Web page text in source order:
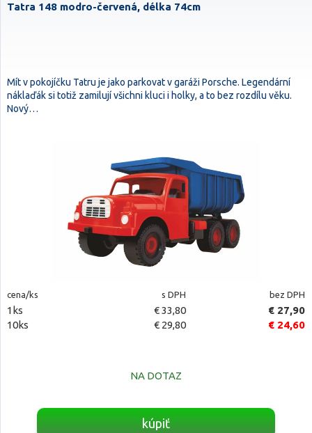
Tatra 148 modro-červená, délka 74cm
Mít v pokojíčku Tatru je jako parkovat v garáži Porsche. Legendární
náklaďák si totiž zamilují všichni kluci i holky, a to bez rozdílu věku.
Nový…
cena/ks s DPH bez DPH
1ks € 33,80
€ 27,90
10ks
€ 29,80 € 24,60
NA DOTAZ
kúpiť